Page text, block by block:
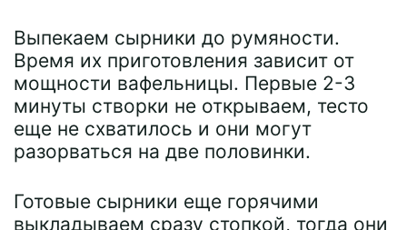
Выпекаем сырники до румяности.
Время их приготовления зависит от
мощности вафельницы. Первые 2-3
минуты створки не открываем, тесто
еще не схватилось и они могут
разорваться на две половинки.
Готовые сырники еще горячими
выкладываем сразу стопкой, тогда они